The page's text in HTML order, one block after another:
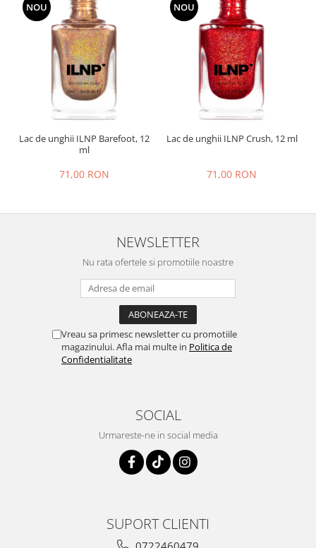
NOU
Lac de unghii ILNP Barefoot, 12
ml
71,00 RON
NOU
Lac de unghii ILNP Crush, 12 ml
71,00 RON
NEWSLETTER
Nu rata ofertele si promotiile noastre
Vreau sa primesc newsletter cu promotiile
magazinului. Afla mai multe in Politica de
Confidentialitate
SOCIAL
Urmareste-ne in social media
SUPORT CLIENTI